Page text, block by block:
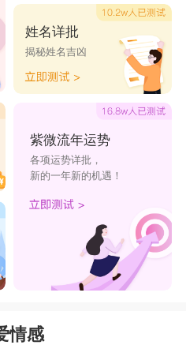
姓名详批
揭秘姓名吉凶
紫微流年运势
各项运势详批，
新的一年新的机遇！
情感